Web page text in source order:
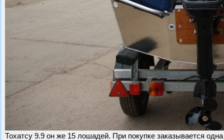
Тохатсу 9.9 он же 15 лошадей. При покупке заказывается